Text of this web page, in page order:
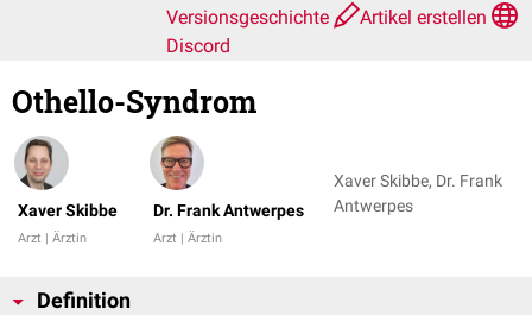
Versionsgeschichte
Artikel erstellen
Discord
Othello-Syndrom
Xaver Skibbe
Arzt | Ärztin
Dr. Frank Antwerpes
Arzt | Ärztin
Xaver Skibbe, Dr. Frank
Antwerpes
Definition